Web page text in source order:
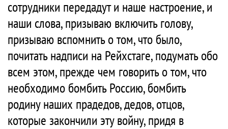
сотрудники передадут и наше настроение, и
наши слова, призываю включить голову,
призываю вспомнить о том, что было,
почитать надписи на Рейхстаге, подумать обо
всем этом, прежде чем говорить о том, что
необходимо бомбить Россию, бомбить
родину наших прадедов, дедов, отцов,
которые закончили эту войну, придя в